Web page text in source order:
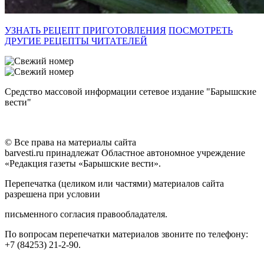
УЗНАТЬ РЕЦЕПТ ПРИГОТОВЛЕНИЯ ПОСМОТРЕТЬ
ДРУГИЕ РЕЦЕПТЫ ЧИТАТЕЛЕЙ
Средство массовой информации сетевое издание "Барышские
вести"
© Все права на материалы сайта
barvesti.ru принадлежат Областное автономное учреждение
«Редакция газеты «Барышские вести».
Перепечатка (целиком или частями) материалов сайта
разрешена при условии
письменного согласия правообладателя.
По вопросам перепечатки материалов звоните по телефону:
+7 (84253) 21-2-90.